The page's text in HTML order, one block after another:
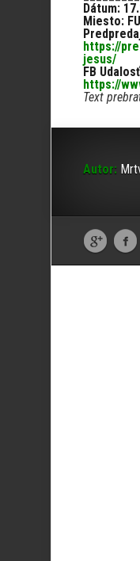
Dátum:
Miesto:
https://
jesus/
FB
https://
Text
Autor: